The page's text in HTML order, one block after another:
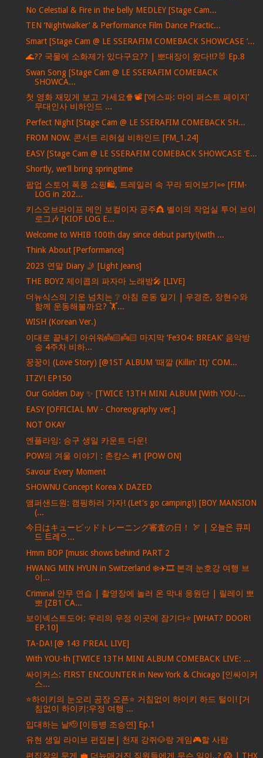
No Celestial & Fire in the belly MEDLEY [Stage Cam...
TEN ‘Nightwalker’ & Performance Film Dance Practic...
Smart [Stage Cam @ LE SSERAFIM COMEBACK SHOWCASE ‘...
🌊?? 국물에 소화제가 있다구요?? | 뽀대장이 왔다!!?🐰 Ep.8
Swan Song [Stage Cam @ LE SSERAFIM COMEBACK
SHOWCA...
첫 영화 재밌게 보고 가세요🍿📽️ [‘에스파: 마이 퍼스트 페이지’
무대인사 비하인드 ...
Perfect Night [Stage Cam @ LE SSERAFIM COMEBACK SH...
FROM NOW. 콘서트 리허설 비하인드 [FM_1.24]
EASY [Stage Cam @ LE SSERAFIM COMEBACK SHOWCASE ‘E...
Shortly, we'll bring springtime
팝업 스토어 폭풍 쇼핑🛍️, 트레일러 속 꾸라 되어보기👀 [FIM-
LOG in 202...
키스오브라이프 메인 보컬이자 공주👸 벨이의 작업실 투어 브이
로그🎶 [KIOF LOG E...
Welcome to WHIB 100th day since debut party!(with ...
Think About [Performance]
2023 연말 Diary 🤳 [Light Jeans]
THE BOYZ 제이콥의 파자마 노래방🎤 [LIVE]
더뉴식스의 기운 넘치는 ❔ 아침 운동 일기 | 우경준, 장현수와
함께 운동해볼까요? 🏋️...
WISH (Korean Ver.)
이대로 끝내기 아쉬워👼🏻👼🏻 마지막 ‘Fe3O4: BREAK’ 음악방
송 4주차 비하...
꿍꿍이 (Love Story) [@1ST ALBUM '때깔 (Killin' It)' COM...
ITZY! EP150
Our Golden Day ✨ [TWICE 13TH MINI ALBUM [With YOU-...
EASY [OFFICIAL MV - Choreography ver.]
NOT OKAY
엔플라잉: 승구 생일 카운트 다운!
POW의 겨울 이야기 : 촌캉스 #1 [POW ON]
Savour Every Moment
SHOWNU Concept Korea X DAZED
앰퍼샌드원: 캠핑하러 가자! (Let's go camping!) [BOY MANSION
(...
今日はキューピッドトレーニング審査の日！ 🏹 | 오늘은 큐피
드 트레ᄋ...
Hmm BOP [music shows behind PART 2
HWANG MIN HYUN in Switzerland ❄️✈️🎞️ 본격 눈호강 여행 브
이...
Criminal 안무 연습 | 촬영장에 놀러 온 막내 응원단 | 릴레이 뽀
뽀 [ZB1 CA...
보이넥스트도어: 우리의 우정 이곳에 잠기다⭐️ [WHAT? DOOR!
EP.10]
TA-DA! [@ 143 F'REAL LIVE]
With YOU-th [TWICE 13TH MINI ALBUM COMEBACK LIVE: ...
싸이커스: FIRST ENCOUNTER in New York & Chicago [인싸이커
스...
⭐하이키의 눈오리 공장 오픈⭐ 거침없이 하이키 하드 털이! [거
침없이 하이키:우정 여행 ...
입대하는 날🫡 [이등병 조승연] Ep.1
유현 생일 라이브 편집본| 천재 강쥐🐶랑 게임🎮할 사람
편집장의 무게 💼 더뉴매거진 직원들에게 무슨 일이..? 😱 | THX